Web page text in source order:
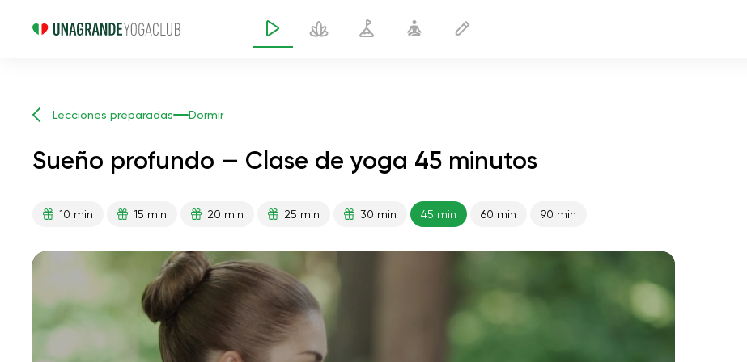
Lecciones preparadas Dormir
Sueño profundo — Clase de yoga 45 minutos
10 min 15 min 20 min 25 min 30 min 45 min 60 min 90 min